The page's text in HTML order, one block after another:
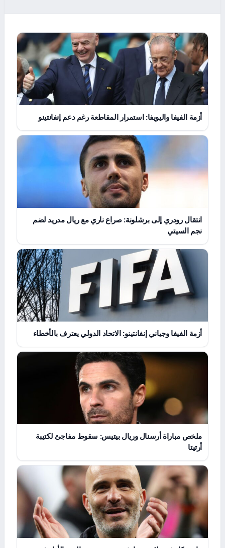
أزمة الفيفا واليويفا: استمرار المقاطعة رغم دعم إنفانتينو
انتقال رودري إلى برشلونة: صراع ناري مع ريال مدريد لضم
نجم السيتي
أزمة الفيفا وجياني إنفانتينو: الاتحاد الدولي يعترف بالأخطاء
ملخص مباراة أرسنال وريال بيتيس: سقوط مفاجئ لكتيبة
أرتيتا